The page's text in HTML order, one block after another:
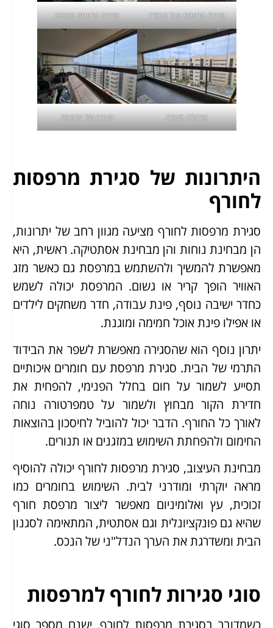
סגירת מרפסת פנל מבודד סגירת מרפסת פתוחה
פרגולה סגורה סגירה של מרפסת
היתרונות של סגירת מרפסות
לחורף
סגירת מרפסות לחורף מציעה מגוון רחב של יתרונות,
הן מבחינת נוחות והן מבחינת אסתטיקה. ראשית, היא
מאפשרת להמשיך ולהשתמש במרפסת גם כאשר מזג
האוויר הופך קריר או גשום. המרפסת יכולה לשמש
כחדר ישיבה נוסף, פינת עבודה, חדר משחקים לילדים
או אפילו פינת אוכל חמימה ומוגנת.
יתרון נוסף הוא שהסגירה מאפשרת לשפר את הבידוד
התרמי של הבית. סגירת מרפסת עם חומרים איכותיים
תסייע לשמור על חום בחלל הפנימי, להפחית את
חדירת הקור מבחוץ ולשמור על טמפרטורה נוחה
לאורך כל החורף. הדבר יכול להוביל לחיסכון בהוצאות
החימום ולהפחתת השימוש במזגנים או תנורים.
מבחינת העיצוב, סגירת מרפסות לחורף יכולה להוסיף
מראה יוקרתי ומודרני לבית. השימוש בחומרים כמו
זכוכית, עץ ואלומיניום מאפשר ליצור מרפסת חורף
שהיא גם פונקציונלית וגם אסתטית, המתאימה לסגנון
הבית ומשדרגת את הערך הנדל"ני של הנכס.
סוגי סגירות לחורף למרפסות
כשמדובר בסגירת מרפסות לחורף, ישנם מספר סוגי